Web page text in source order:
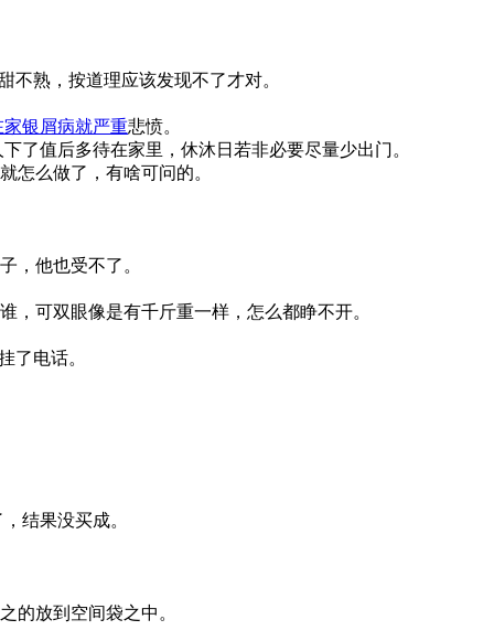
熟，按道理应该发现不了才对。
家银屑病就严重悲愤。
了值后多待在家里，休沐日若非必要尽量少出门。
怎么做了，有啥可问的。
，他也受不了。
可双眼像是有千斤重一样，怎么都睁不开。
了电话。
结果没买成。
的放到空间袋之中。